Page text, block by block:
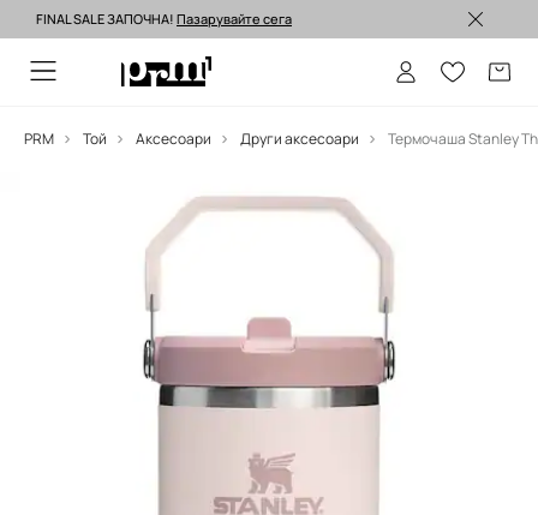
Изпращане до 24 часа >
FINAL SALE ЗАПОЧНА! Пазарувайте сега
PRM Той Аксесоари Други аксесоари